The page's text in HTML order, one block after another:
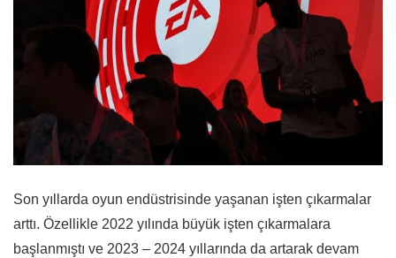
Son yıllarda oyun endüstrisinde yaşanan işten çıkarmalar
arttı. Özellikle 2022 yılında büyük işten çıkarmalara
başlanmıştı ve 2023 – 2024 yıllarında da artarak devam